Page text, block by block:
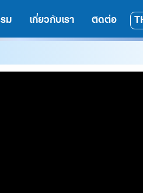
ม เกี่ยวกับเรา ติดต่อ